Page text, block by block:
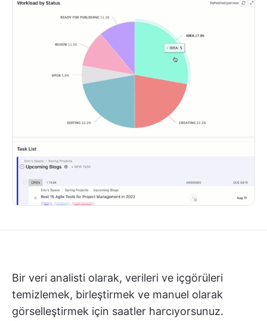
Bir veri analisti olarak, verileri ve içgörüleri
temizlemek, birleştirmek ve manuel olarak
görselleştirmek için saatler harcıyorsunuz.